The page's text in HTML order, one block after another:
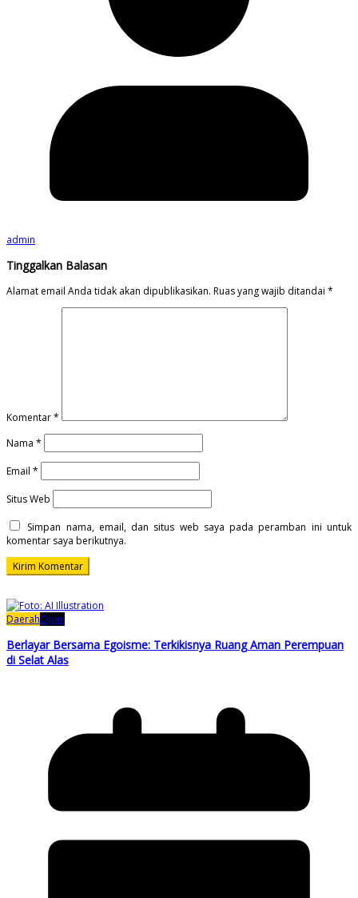
admin
Tinggalkan Balasan
Alamat email Anda tidak akan dipublikasikan. Ruas yang wajib ditandai *
Komentar*
Nama *
Email *
Situs Web
Simpan nama, email, dan situs web saya pada peramban ini untuk
komentar saya berikutnya.
DaerahOpini
Berlayar Bersama Egoisme: Terkikisnya Ruang Aman Perempuan
di Selat Alas